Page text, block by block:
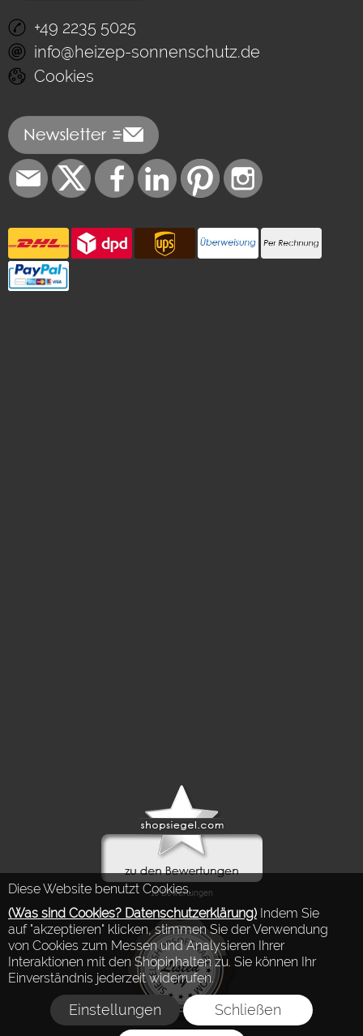
Diese Website benutzt Cookies.
(Was sind Cookies? Datenschutzerklärung) Indem Sie
auf "akzeptieren" klicken, stimmen Sie der Verwendung
von Cookies zum Messen und Analysieren Ihrer
Interaktionen mit den Shopinhalten zu. Sie können Ihr
Einverständnis jederzeit widerrufen.
Einstellungen Schließen
+49 2235 5025
info@heizep-sonnenschutz.de
Cookies